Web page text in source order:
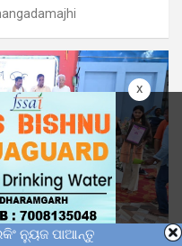
x
ନ୍ୟୁଜ ପାଆନ୍ତୁ